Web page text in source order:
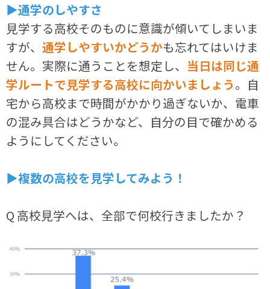
▶通学のしやすさ
見学する高校そのものに意識が傾いてしまいま
すが、通学しやすいかどうかも忘れてはいけま
せん。実際に通うことを想定し、 当日は同じ通
学ルートで見学する高校に向かいましょう。自
宅から高校まで時間がかかり過ぎないか、電車
の混み具合はどうかなど、自分の目で確かめる
ようにしてください。
▶複数の高校を見学してみよう！
Q 高校見学へは、全部で何校行きましたか？